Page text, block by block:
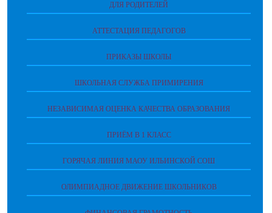
ДЛЯ РОДИТЕЛЕЙ
АТТЕСТАЦИЯ ПЕДАГОГОВ
ПРИКАЗЫ ШКОЛЫ
ШКОЛЬНАЯ СЛУЖБА ПРИМИРЕНИЯ
НЕЗАВИСИМАЯ ОЦЕНКА КАЧЕСТВА ОБРАЗОВАНИЯ
ПРИЁМ В 1 КЛАСС
ГОРЯЧАЯ ЛИНИЯ МАОУ ИЛЬИНСКОЙ СОШ
ОЛИМПИАДНОЕ ДВИЖЕНИЕ ШКОЛЬНИКОВ